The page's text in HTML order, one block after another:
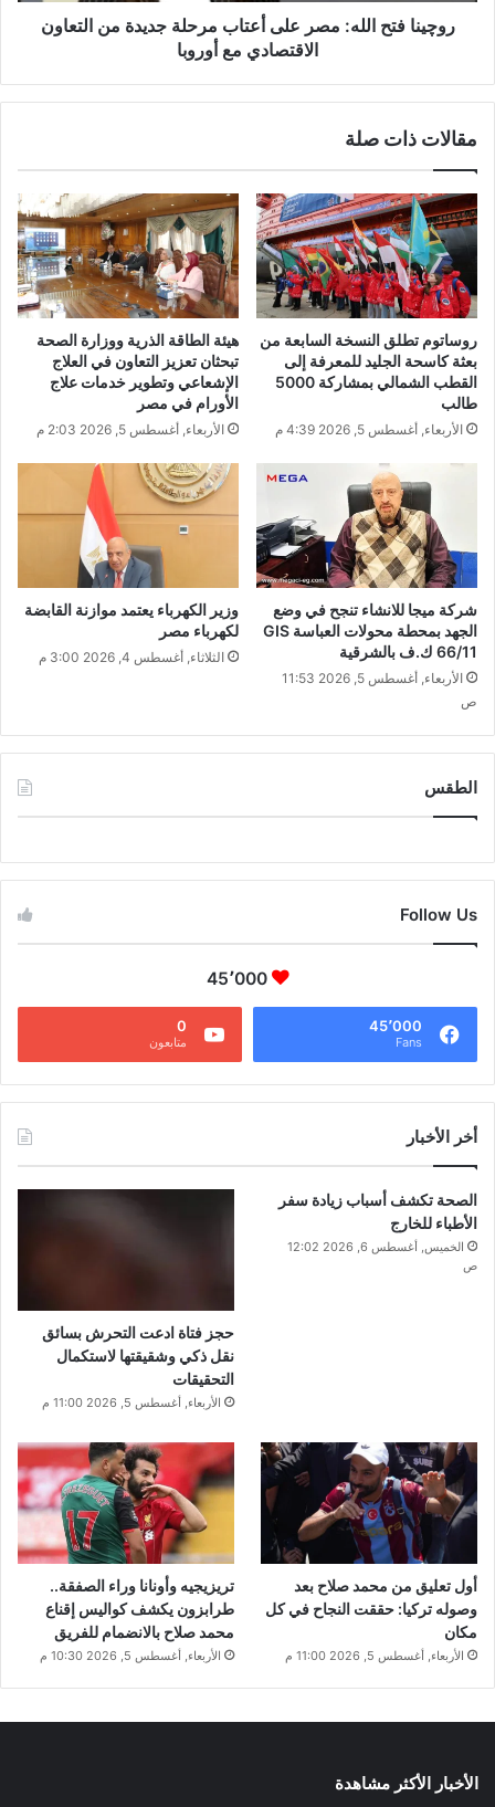
روچينا فتح الله: مصر على أعتاب مرحلة جديدة من التعاون
الاقتصادي مع أوروبا
مقالات ذات صلة
روساتوم تطلق النسخة السابعة من
بعثة كاسحة الجليد للمعرفة إلى
القطب الشمالي بمشاركة 5000
طالب
الأربعاء, أغسطس 5, 2026 4:39 م
هيئة الطاقة الذرية ووزارة الصحة
تبحثان تعزيز التعاون في العلاج
الإشعاعي وتطوير خدمات علاج
الأورام في مصر
الأربعاء, أغسطس 5, 2026 2:03 م
شركة ميجا للانشاء تنجح في وضع
الجهد بمحطة محولات العباسة GIS
66/11 ك.ف بالشرقية
الأربعاء, أغسطس 5, 2026 11:53
ص
وزير الكهرباء يعتمد موازنة القابضة
لكهرباء مصر
الثلاثاء, أغسطس 4, 2026 3:00 م
الطقس
Follow Us
45٬000
45٬000
Fans
0
متابعون
أخر الأخبار
الصحة تكشف أسباب زيادة سفر
الأطباء للخارج
الخميس, أغسطس 6, 2026 12:02
ص
حجز فتاة ادعت التحرش بسائق
نقل ذكي وشقيقتها لاستكمال
التحقيقات
الأربعاء, أغسطس 5, 2026 11:00 م
أول تعليق من محمد صلاح بعد
وصوله تركيا: حققت النجاح في كل
مكان
الأربعاء, أغسطس 5, 2026 11:00 م
تريزيجيه وأونانا وراء الصفقة..
طرابزون يكشف كواليس إقناع
محمد صلاح بالانضمام للفريق
الأربعاء, أغسطس 5, 2026 10:30 م
الأخبار الأكثر مشاهدة